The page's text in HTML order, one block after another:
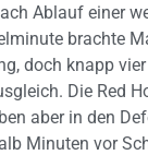
Ablauf einer
brachte
doch knapp
Die Red
aber in den
Minuten vor